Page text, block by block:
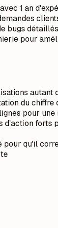
1 an
bugs
pour
autant
du
lignes pour
d'action forts
pour qu'il